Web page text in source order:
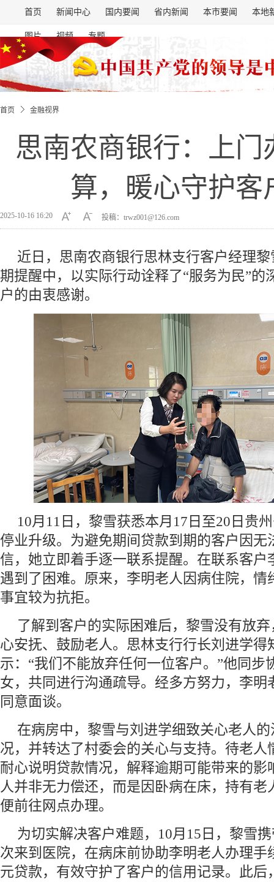
首页 新闻中心 国内要闻 省内新闻 本市要闻 本地
图片 视频 专题
首页 金融视界
思南农商银行：上门
算，暖心守护客
2025-10-16 16:20 投稿：trwz001@126.com
近日，思南农商银行思林支行客户经理
期提醒中，以实际行动诠释了“服务为民”的
户的由衷感谢。
10月11日，黎雪获悉本月17日至20日贵
停业升级。为避免期间贷款到期的客户因无
信，她立即着手逐一联系提醒。在联系客户
遇到了困难。原来，李明老人因病住院，情
事宜较为抗拒。
了解到客户的实际困难后，黎雪没有放
心安抚、鼓励老人。思林支行行长刘进学得
示：“我们不能放弃任何一位客户。”他同步
女，共同进行沟通疏导。经多方努力，李明
同意面谈。
在病房中，黎雪与刘进学细致关心老人
况，并转达了村委会的关心与支持。待老人
耐心说明贷款情况，解释逾期可能带来的影
人并非无力偿还，而是因卧病在床，持有老
便前往网点办理。
为切实解决客户难题，10月15日，黎雪
次来到医院，在病床前协助李明老人办理手
元贷款，有效守护了客户的信用记录。此后